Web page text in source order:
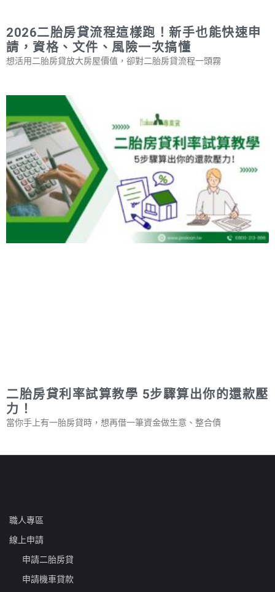
2026二胎房貸流程這樣跑！新手也能快速申
請，資格、文件、風險一次搞懂
想活用二胎房貸放大房屋價值，卻對二胎房貸流程一頭霧
二胎房貸利率試算教學 5步驟算出你的還款壓
力！
當你手上有一胎房貸時，想再借一筆資金做生意、整合債
職人專區
線上申請
申請二胎房貸
申請機車貸款